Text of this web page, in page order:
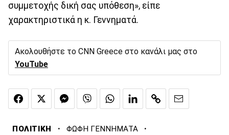
συμμετοχής δική σας υπόθεση», είπε
χαρακτηριστικά η κ. Γεννηματά.
Ακολουθήστε το CNN Greece στο κανάλι μας στο
YouTube
ΠΟΛΙΤΙΚΗ · ΦΩΦΗ ΓΕΝΝΗΜΑΤΑ ·